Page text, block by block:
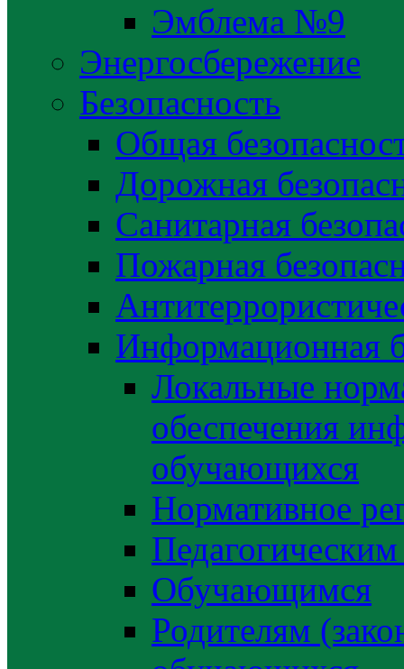
Эмблема №9
Энергосбережение
Безопасность
Общая
Дорожная
Санитарная
Пожарная
Информационная
Локальные
обеспечения
обучающихся
Нормативное
Обучающимся
Родителям